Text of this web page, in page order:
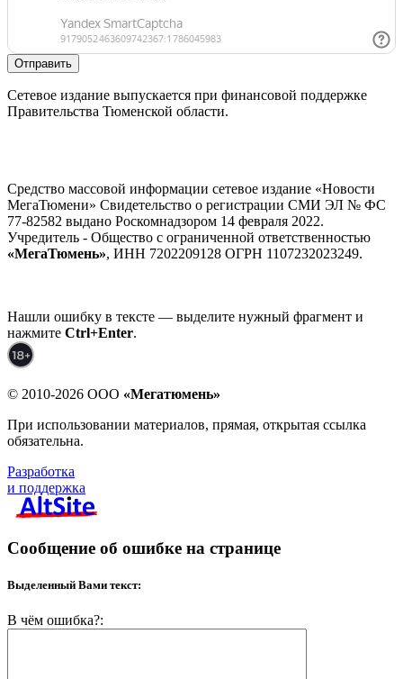
Отправить
Сетевое издание выпускается при финансовой поддержке
Правительства Тюменской области.
Средство массовой информации сетевое издание «Новости
МегаТюмени» Свидетельство о регистрации СМИ ЭЛ № ФС
77-82582 выдано Роскомнадзором 14 февраля 2022.
Учредитель - Общество с ограниченной ответственностью
«МегаТюмень», ИНН 7202209128 ОГРН 1107232023249.
Нашли ошибку в тексте — выделите нужный фрагмент и
нажмите Ctrl+Enter.
© 2010-2026 ООО «Мегатюмень»
При использовании материалов, прямая, открытая ссылка
обязательна.
Разработка
и поддержка
Сообщение об ошибке на странице
Выделенный Вами текст:
В чём ошибка?: